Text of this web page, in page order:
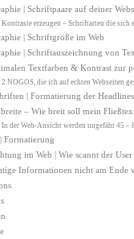
| Schriftpaare auf deiner
Kontraste erzeugen – Schriftarten die sich
| Schriftgröße im Web
| Schriftauszeichnung von
Textfarben & Kontrast zur
2 NOGOS, die ich auf echten Webseiten
| Formatierung der
– Wie breit soll mein
In der Web-Ansicht werden ungefähr 45 –
Formatierung
im Web | Wie scannt der User
Informationen nicht am Ende